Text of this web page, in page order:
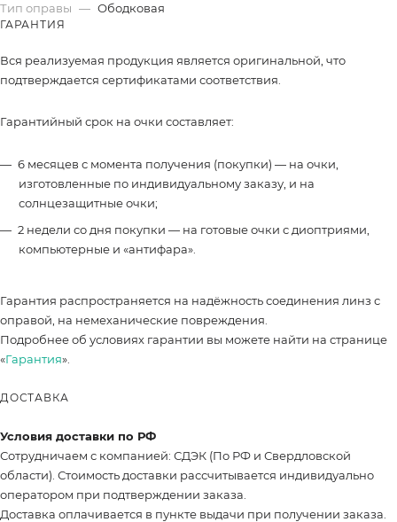
Тип оправы — Ободковая
ГАРАНТИЯ
Вся реализуемая продукция является оригинальной, что
подтверждается сертификатами соответствия.
Гарантийный срок на очки составляет:
6 месяцев с момента получения (покупки) — на очки,
изготовленные по индивидуальному заказу, и на
солнцезащитные очки;
2 недели со дня покупки — на готовые очки с диоптриями,
компьютерные и «антифара».
Гарантия распространяется на надёжность соединения линз с
оправой, на немеханические повреждения.
Подробнее об условиях гарантии вы можете найти на странице
«Гарантия».
ДОСТАВКА
Условия доставки по РФ
Сотрудничаем с компанией: СДЭК (По РФ и Свердловской
области). Стоимость доставки рассчитывается индивидуально
оператором при подтверждении заказа.
Доставка оплачивается в пункте выдачи при получении заказа.